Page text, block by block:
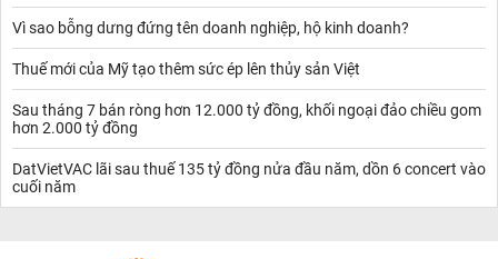
Vì sao bỗng dưng đứng tên doanh nghiệp, hộ kinh doanh?
Thuế mới của Mỹ tạo thêm sức ép lên thủy sản Việt
Sau tháng 7 bán ròng hơn 12.000 tỷ đồng, khối ngoại đảo chiều gom
hơn 2.000 tỷ đồng
DatVietVAC lãi sau thuế 135 tỷ đồng nửa đầu năm, dồn 6 concert vào
cuối năm